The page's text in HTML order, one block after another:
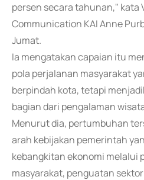
persen secara tahunan," kata
Communication KAI Anne
Jumat.
Ia mengatakan capaian itu
pola perjalanan masyarakat
berpindah kota, tetapi
bagian dari pengalaman
Menurut dia, pertumbuhan
arah kebijakan pemerintah
kebangkitan ekonomi melalui
masyarakat, penguatan